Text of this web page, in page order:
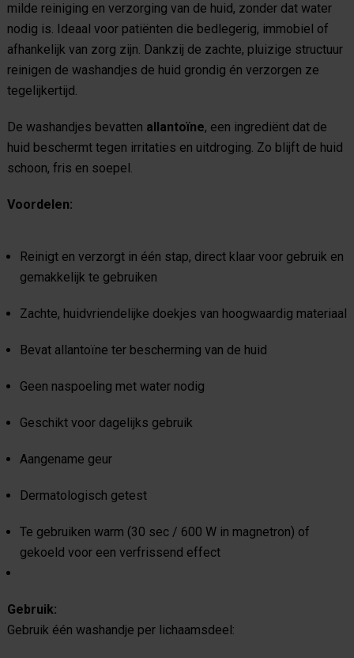
milde reiniging en verzorging van de huid, zonder dat water
nodig is. Ideaal voor patiënten die bedlegerig, immobiel of
afhankelijk van zorg zijn. Dankzij de zachte, pluizige structuur
reinigen de washandjes de huid grondig én verzorgen ze
tegelijkertijd.
De washandjes bevatten allantoïne, een ingrediënt dat de
huid beschermt tegen irritaties en uitdroging. Zo blijft de huid
schoon, fris en soepel.
Voordelen:
Reinigt en verzorgt in één stap, direct klaar voor gebruik en
gemakkelijk te gebruiken
Zachte, huidvriendelijke doekjes van hoogwaardig materiaal
Bevat allantoïne ter bescherming van de huid
Geen naspoeling met water nodig
Geschikt voor dagelijks gebruik
Aangename geur
Dermatologisch getest
Te gebruiken warm (30 sec / 600 W in magnetron) of
gekoeld voor een verfrissend effect
Gebruik:
Gebruik één washandje per lichaamsdeel: